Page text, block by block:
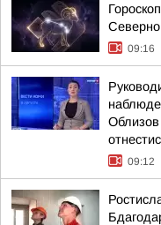
09:16
Облизов
09:12